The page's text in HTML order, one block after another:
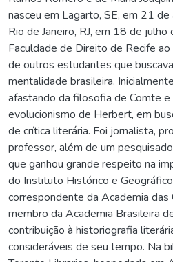
nasceu em Lagarto, SE, em 21
Rio de Janeiro, RJ, em 18 de
Faculdade de Direito de Recife
de outros estudantes que
mentalidade brasileira.
afastando da filosofia de Comte
evolucionismo de Herbert, em
de crítica literária. Foi jornalista,
professor, além de um
que ganhou grande respeito na
do Instituto Histórico e
correspondente da Academia das
membro da Academia Brasileira
contribuição à historiografia
consideráveis de seu tempo. Na